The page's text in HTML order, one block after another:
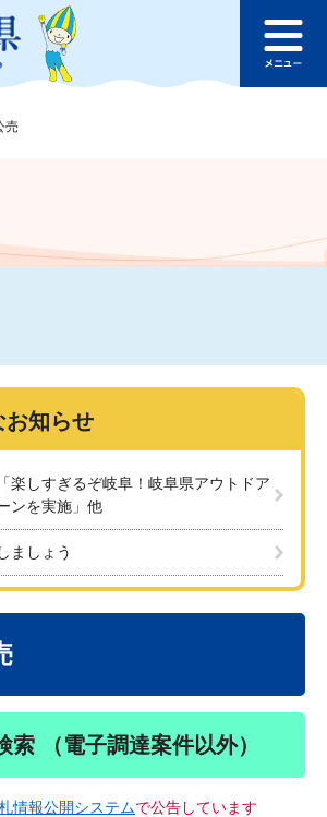
このページの本文へ
ュ
売
お知らせ
楽しすぎるぞ岐阜！岐阜県アウトドア
ンを実施」他
ましょう
索 （電子調達案件以外）
情報公開システムで公告しています